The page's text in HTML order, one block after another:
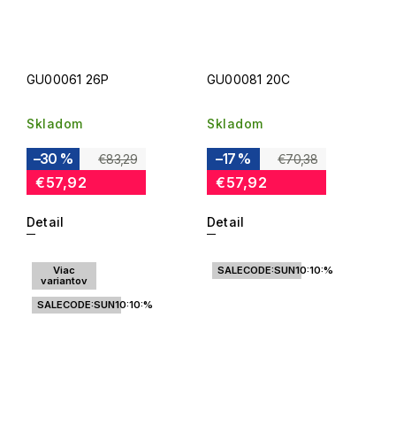
GU00061 26P
Skladom
€83,29
–30 %
€57,92
Detail
GU00081 20C
Skladom
€70,38
–17 %
€57,92
Detail
Viac
variantov
SALECODE:SUN10:10:%
SALECODE:SUN10:10:%